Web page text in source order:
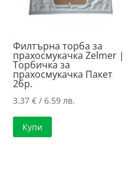
Филтърна торба за
прахосмукачка Zelmer |
Торбичка за
прахосмукачка Пакет
2бр.
3.37€ / 6.59 лв.
Купи